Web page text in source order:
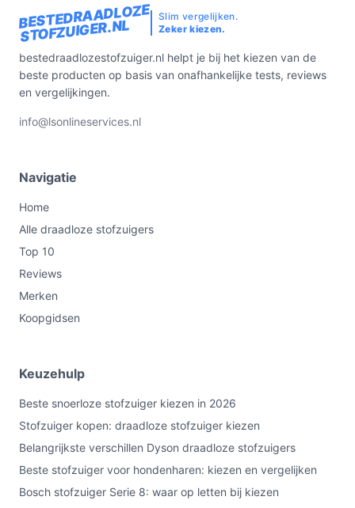
BESTEDRAADLOZE
STOFZUIGER.NL
Slim vergelijken.
Zeker kiezen.
bestedraadlozestofzuiger.nl helpt je bij het kiezen van de
beste producten op basis van onafhankelijke tests, reviews
en vergelijkingen.
info@lsonlineservices.nl
Navigatie
Home
Alle draadloze stofzuigers
Top 10
Reviews
Merken
Koopgidsen
Keuzehulp
Beste snoerloze stofzuiger kiezen in 2026
Stofzuiger kopen: draadloze stofzuiger kiezen
Belangrijkste verschillen Dyson draadloze stofzuigers
Beste stofzuiger voor hondenharen: kiezen en vergelijken
Bosch stofzuiger Serie 8: waar op letten bij kiezen